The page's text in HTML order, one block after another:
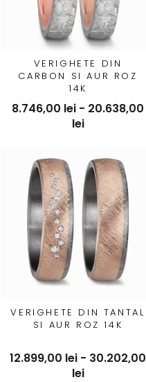
VERIGHETE DIN
CARBON SI AUR ROZ
14K
8.746,00 lei - 20.638,00
lei
VERIGHETE DIN TANTAL
SI AUR ROZ 14K
12.899,00 lei - 30.202,00
lei